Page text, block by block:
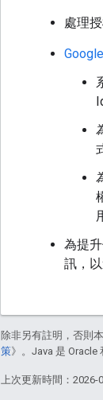
處理
為提
訊，
除非另有註明，否則
策》。Java 是 Oracle
上次更新時間：2026-